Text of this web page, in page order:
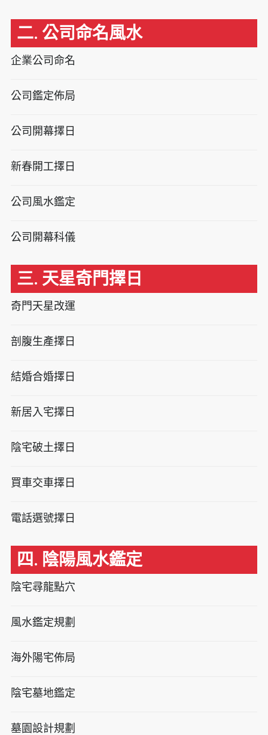
二. 公司命名風水
企業公司命名
公司鑑定佈局
公司開幕擇日
新春開工擇日
公司風水鑑定
公司開幕科儀
三. 天星奇門擇日
奇門天星改運
剖腹生產擇日
結婚合婚擇日
新居入宅擇日
陰宅破土擇日
買車交車擇日
電話選號擇日
四. 陰陽風水鑑定
陰宅尋龍點穴
風水鑑定規劃
海外陽宅佈局
陰宅墓地鑑定
墓園設計規劃